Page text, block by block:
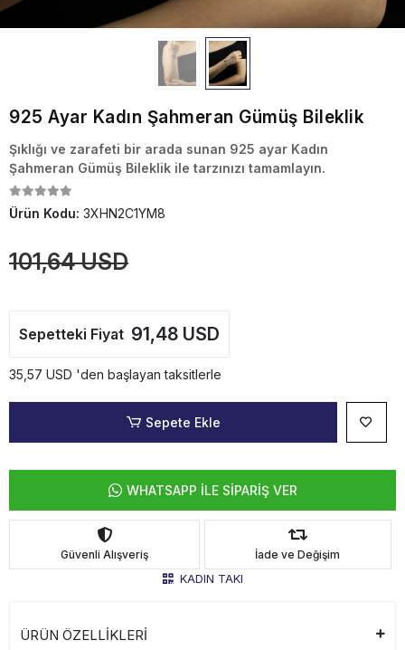
925 Ayar Kadın Şahmeran Gümüş Bileklik
Şıklığı ve zarafeti bir arada sunan 925 ayar Kadın
Şahmeran Gümüş Bileklik ile tarzınızı tamamlayın.
Ürün Kodu: 3XHN2C1YM8
101,64 USD
Sepetteki Fiyat 91,48 USD
35,57 USD 'den başlayan taksitlerle
Sepete Ekle
WHATSAPP İLE SİPARİŞ VER
Güvenli Alışveriş İade ve Değişim
KADIN TAKI
ÜRÜN ÖZELLİKLERİ